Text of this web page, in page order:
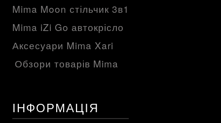
Mima Moon стільчик 3в1
Mima iZi Go автокрісло
Аксесуари Mima Xari
Обзори товарів Mima
ІНФОРМАЦІЯ